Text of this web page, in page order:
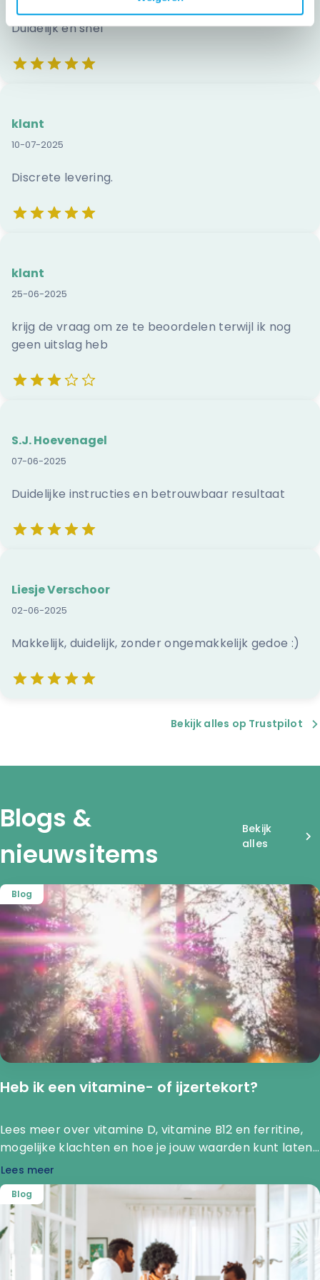
Duidelijk en snel
klant
10-07-2025
Discrete levering.
klant
25-06-2025
krijg de vraag om ze te beoordelen terwijl ik nog
geen uitslag heb
S.J. Hoevenagel
07-06-2025
Duidelijke instructies en betrouwbaar resultaat
Liesje Verschoor
02-06-2025
Makkelijk, duidelijk, zonder ongemakkelijk gedoe :)
Bekijk alles op Trustpilot
Blogs &
nieuwsitems
Bekijk
alles
Blog
Heb ik een vitamine- of ijzertekort?
Lees meer over vitamine D, vitamine B12 en ferritine,
mogelijke klachten en hoe je jouw waarden kunt laten
onderzoeken door How Are You Diagnostics.
Lees meer
Blog